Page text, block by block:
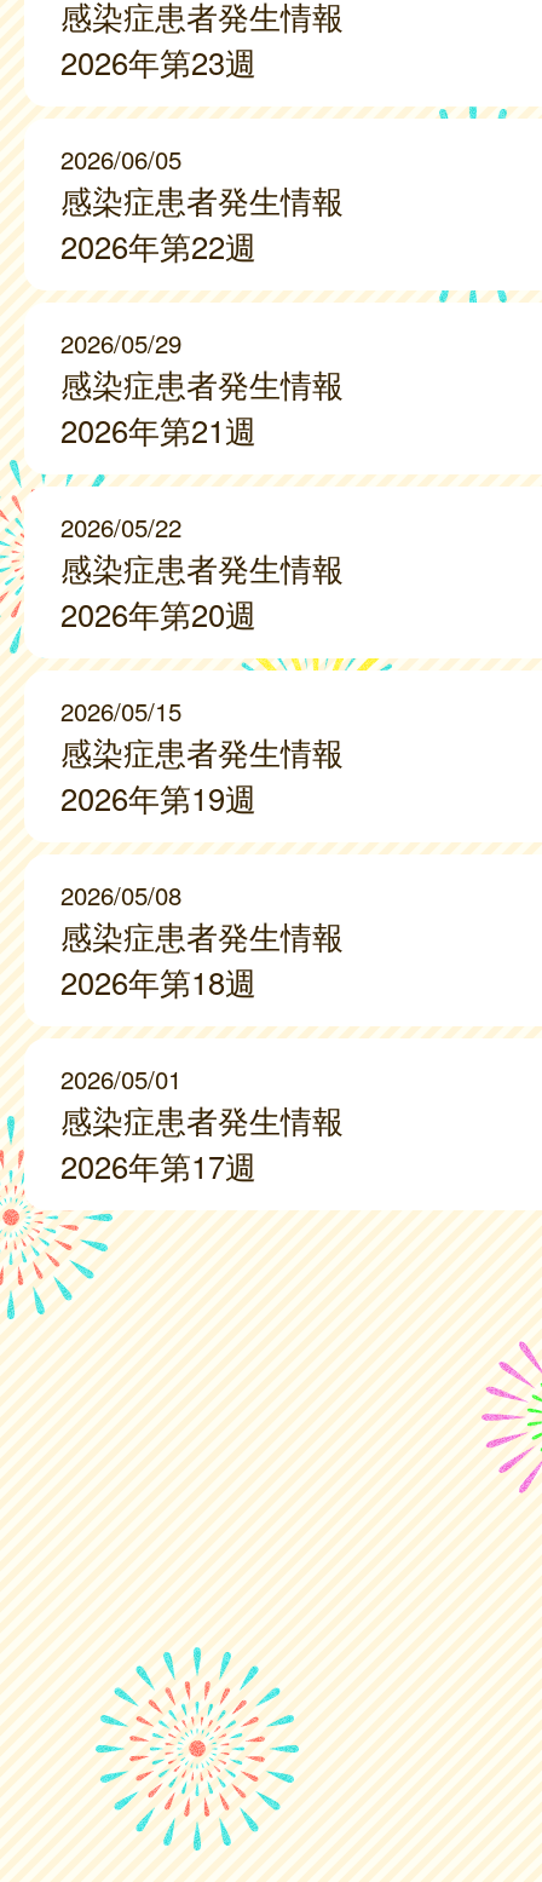
感染症患者発生情報
2026年第23週
2026/06/05
感染症患者発生情報
2026年第22週
2026/05/29
感染症患者発生情報
2026年第21週
2026/05/22
感染症患者発生情報
2026年第20週
2026/05/15
感染症患者発生情報
2026年第19週
2026/05/08
感染症患者発生情報
2026年第18週
2026/05/01
感染症患者発生情報
2026年第17週